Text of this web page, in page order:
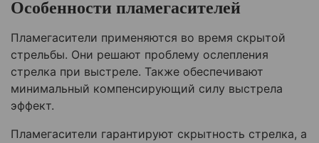
Особенности пламегасителей
Пламегасители применяются во время скрытой
стрельбы. Они решают проблему ослепления
стрелка при выстреле. Также обеспечивают
минимальный компенсирующий силу выстрела
эффект.
Пламегасители гарантируют скрытность стрелка, а